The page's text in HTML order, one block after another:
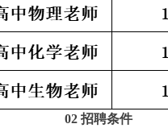
02 招聘条件